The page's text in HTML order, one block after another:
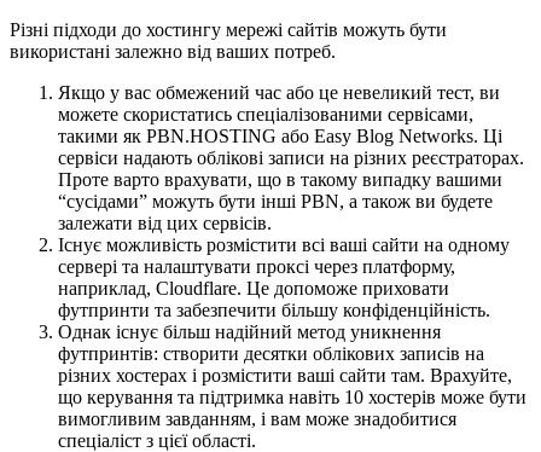
Різні підходи до хостингу мережі сайтів можуть бути
використані залежно від ваших потреб.
Якщо у вас обмежений час або це невеликий тест, ви
можете скористатись спеціалізованими сервісами,
такими як PBN.HOSTING або Easy Blog Networks. Ці
сервіси надають облікові записи на різних реєстраторах.
Проте варто врахувати, що в такому випадку вашими
“сусідами” можуть бути інші PBN, а також ви будете
залежати від цих сервісів.
Існує можливість розмістити всі ваші сайти на одному
сервері та налаштувати проксі через платформу,
наприклад, Cloudflare. Це допоможе приховати
футпринти та забезпечити більшу конфіденційність.
Однак існує більш надійний метод уникнення
футпринтів: створити десятки облікових записів на
різних хостерах і розмістити ваші сайти там. Врахуйте,
що керування та підтримка навіть 10 хостерів може бути
вимогливим завданням, і вам може знадобитися
спеціаліст з цієї області.